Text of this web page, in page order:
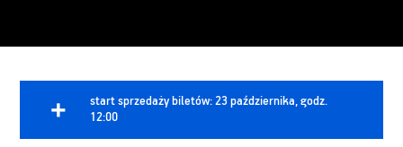
start sprzedaży biletów: 23 października, godz.
12:00